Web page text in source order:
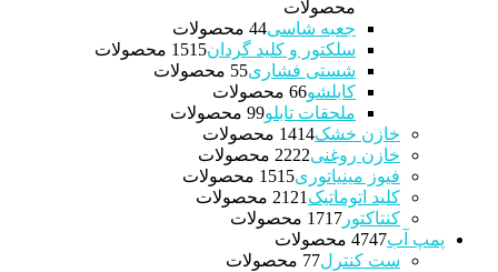
محصولات
جعبه شاسی 44 محصولات
سلکتور و کلید گردان
1515 محصولات
شستی فشاری 55 محصولات
کابلشو 66 محصولات
ملحقات تابلو 99 محصولات
خازن خشک
1414 محصولات
خازن روغنی
2222 محصولات
فیوز مینیاتوری
1515 محصولات
کلید اتوماتیک
21 21 محصولات
کنتاکتور
1717 محصولات
پمپ آب
4747 محصولات
ست کنترل 77 محصولات